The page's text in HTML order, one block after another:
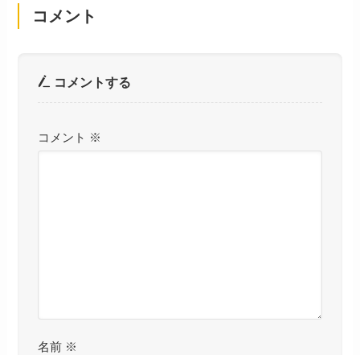
コメント
コメントする
コメント ※
名前 ※